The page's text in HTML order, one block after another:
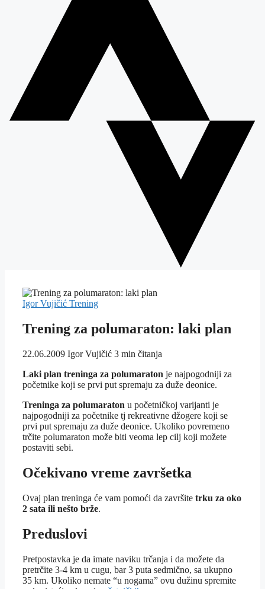
Igor Vujičić Trening
Trening za polumaraton: laki plan
22.06.2009 Igor Vujičić 3 min čitanja
Laki plan treninga za polumaraton je najpogodniji za
početnike koji se prvi put spremaju za duže deonice.
Treninga za polumaraton u početničkoj varijanti je
najpogodniji za početnike tj rekreativne džogere koji se
prvi put spremaju za duže deonice. Ukoliko povremeno
trčite polumaraton može biti veoma lep cilj koji možete
postaviti sebi.
Očekivano vreme završetka
Ovaj plan treninga će vam pomoći da završite trku za oko
2 sata ili nešto brže.
Preduslovi
Pretpostavka je da imate naviku trčanja i da možete da
pretrčite 3-4 km u cugu, bar 3 puta sedmično, sa ukupno
35 km. Ukoliko nemate “u nogama” ovu dužinu spremite